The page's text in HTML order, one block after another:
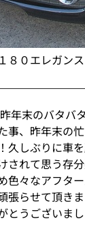
０エレガン
末のバタバ
事、昨年末の
久しぶりに車
されて思う存
色々なアフタ
張らせて頂き
とうございま